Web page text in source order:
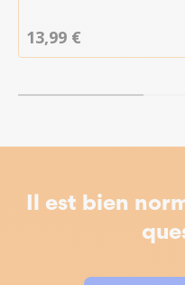
13,99 €
Il est bien